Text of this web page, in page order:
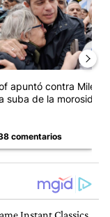
apuntó contra Milei
suba de la morosida...
comentarios